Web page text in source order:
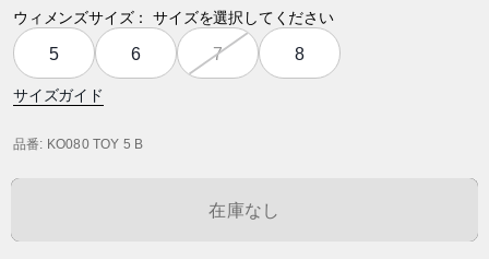
ウィメンズサイズ： サイズを選択してください
5 6 7 8
サイズガイド
品番: KO080 TOY 5 B
在庫なし